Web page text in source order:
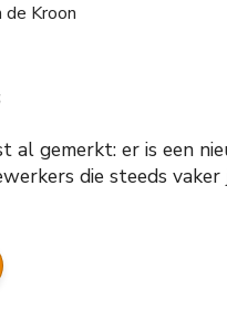
de Kroon
al gemerkt: er is een
die steeds vaker